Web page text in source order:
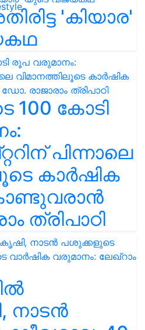
'കിയാര'
100 കോടി
പിന്നാലെ
കാർഷിക
ത്രിപാഠി